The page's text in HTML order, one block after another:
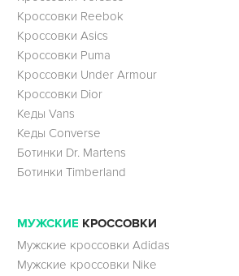
Кроссовки Reebok
Кроссовки Asics
Кроссовки Puma
Кроссовки Under Armour
Кроссовки Dior
Кеды Vans
Кеды Converse
Ботинки Dr. Martens
Ботинки Timberland
МУЖСКИЕ КРОССОВКИ
Мужские кроссовки Adidas
Мужские кроссовки Nike